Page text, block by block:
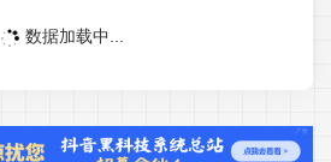
数据加载中...